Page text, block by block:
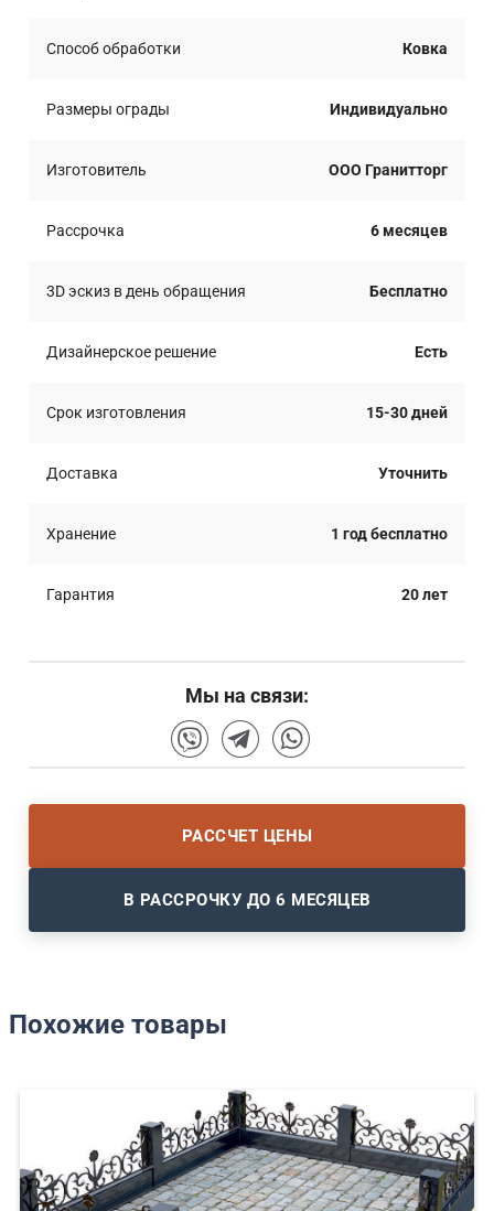
Способ обработки Ковка
Размеры ограды Индивидуально
Изготовитель ООО Гранитторг
Рассрочка 6 месяцев
3D эскиз в день обращения Бесплатно
Дизайнерское решение Есть
Срок изготовления 15-30 дней
Доставка Уточнить
Хранение 1 год бесплатно
Гарантия 20 лет
Мы на связи:
РАССЧЕТ ЦЕНЫ
В РАССРОЧКУ ДО 6 МЕСЯЦЕВ
Похожие товары